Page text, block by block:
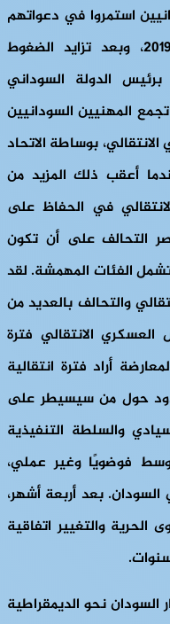
استمروا في دعواتهم
لإقالة البشير. وفي أبريل/نيسان 2019، وبعد تزايد الضغوط
الدولة السوداني
المهنيين السودانيين
بوساطة الاتحاد
أعقب ذلك المزيد من
في الحفاظ على
التحالف على أن تكون
تشمل الفئات المهمشة. لقد
والتحالف بالعديد من
العسكري الانتقالي فترة
أراد فترة انتقالية
حول من سيسيطر على
والسلطة التنفيذية
فوضويًا وغير عملي،
بعد أربعة أشهر،
والتغيير اتفاقية
نحو الديمقراطية